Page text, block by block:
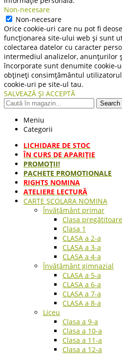
Non-necesare
Non-necesare
Orice cookie-uri care nu pot fi
funcționarea site-ului web și sunt
colectarea datelor cu caracter
intermediul analizelor, anunțurilor
încorporate sunt denumite cookie-
obțineți consimțământul
cookie-uri pe site-ul tau.
SALVEAZĂ ȘI ACCEPTĂ
Search
Meniu
Categorii
LICHIDARE DE STOC
ÎN CURS DE APARIŢIE
PROMOȚII!
PACHETE PROMOTIONALE
RIGHTS NOMINA
ATELIERE LECTURĂ
CARTE ŞCOLARA NOMINA
Învățământ primar
Clasa pregătitoare
Clasa 1
CLASA a 2-a
CLASA a 3-a
CLASA a 4-a
Învățământ gimnazial
CLASA a 5-a
CLASA a 6-a
CLASA a 7-a
CLASA a 8-a
Liceu
Clasa a 9-a
Clasa a 10-a
Clasa a 11-a
Clasa a 12-a